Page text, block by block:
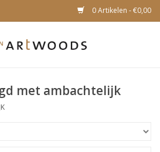
0 Artikelen - €0,00
met ambachtelijk